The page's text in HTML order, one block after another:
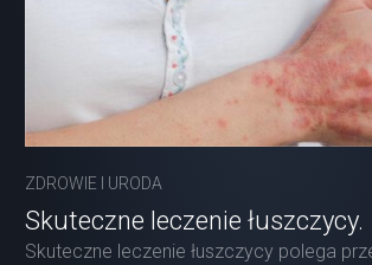
ZDROWIE I URODA
Skuteczne leczenie łuszczycy.
Skuteczne leczenie łuszczycy polega